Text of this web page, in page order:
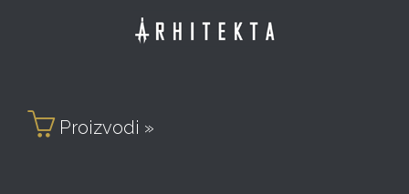
 Proizvodi »